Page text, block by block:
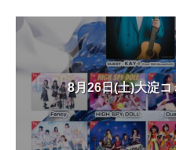
8月26日(土)大淀